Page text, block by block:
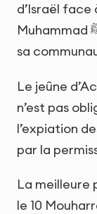
d’Israël face
Muhammad ﷺ a jeûné ce jour et a encouragé
sa
Le jeûne
n’est pas
l’expiation
par la
La meilleure
le 10